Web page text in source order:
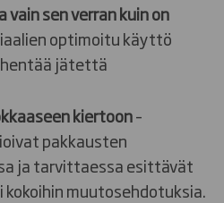
sen verran kuin on
optimoitu käyttö
jätettä
kiertoon–
pakkausten
ja tarvittaessa esittävät
muutosehdotuksia.